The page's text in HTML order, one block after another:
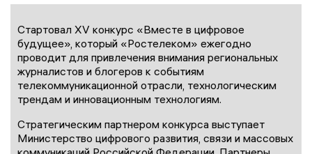
Стартовал XV конкурс «Вместе в цифровое
будущее», который «Ростелеком» ежегодно
проводит для привлечения внимания региональных
журналистов и блогеров к событиям
телекоммуникационной отрасли, технологическим
трендам и инновационным технологиям.
Стратегическим партнером конкурса выступает
Министерство цифрового развития, связи и массовых